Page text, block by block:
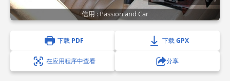
信用 : Passion and Car
下载 PDF 下载 GPX
在应用程序中查看 分享